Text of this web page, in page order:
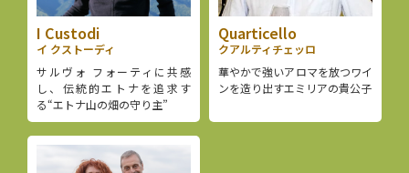
I Custodi
イ クストーディ
サルヴォ フォーティに共感
し、伝統的エトナを追求す
る“エトナ山の畑の守り主”
Quarticello
クアルティチェッロ
華やかで強いアロマを放つワイ
ンを造り出すエミリアの貴公子